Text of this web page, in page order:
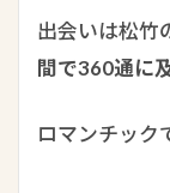
出会いは松竹
間で360通に
ロマンチック